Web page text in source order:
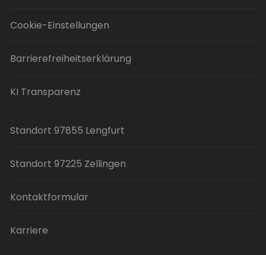
Cookie-Einstellungen
Barrierefreiheitserklärung
KI Transparenz
Standort 97855 Lengfurt
Standort 97225 Zellingen
Kontaktformular
Karriere